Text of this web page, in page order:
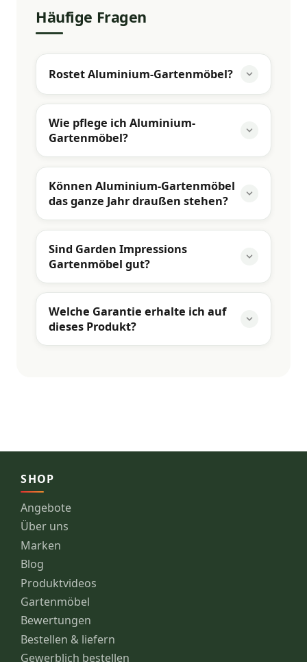
Häufige Fragen
Rostet Aluminium-Gartenmöbel?
Wie pflege ich Aluminium-
Gartenmöbel?
Können Aluminium-Gartenmöbel
das ganze Jahr draußen stehen?
Sind Garden Impressions
Gartenmöbel gut?
Welche Garantie erhalte ich auf
dieses Produkt?
SHOP
Angebote
Über uns
Marken
Blog
Produktvideos
Gartenmöbel
Bewertungen
Bestellen & liefern
Gewerblich bestellen